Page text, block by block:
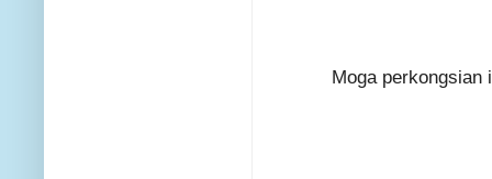
Moga perkongsian